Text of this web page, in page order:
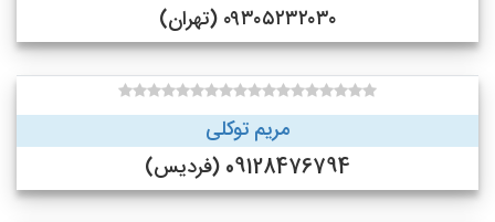
۰۹۳۰۵۲۳۲۰۳۰ (تهران)
مریم توکلی
09128476794 (فردیس)